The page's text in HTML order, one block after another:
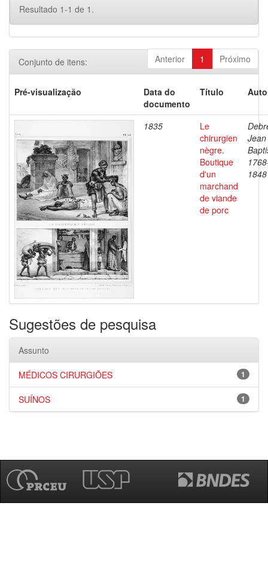
Resultado 1-1 de 1.
Anterior 1 Próximo
Conjunto de itens:
Pré-visualização
Data do
documento
Título
1835
Le
chirurgien
nègre.
Boutique
d'un
marchand
de viande
de porc
Jean
1848
Sugestões de pesquisa
Assunto
1
MÉDICOS CIRURGIÕES
1
SUÍNOS